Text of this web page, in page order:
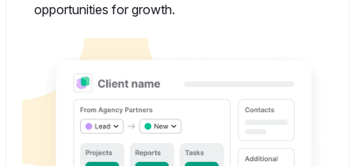
opportunities for growth.